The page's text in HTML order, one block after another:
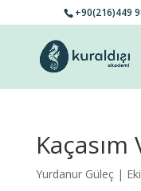
+90(216)449
Kaçasım
Yurdanur Güleç| Eki